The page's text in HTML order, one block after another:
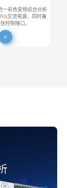
一彩色安规综合分析
交流电源，同时兼
控制接口。